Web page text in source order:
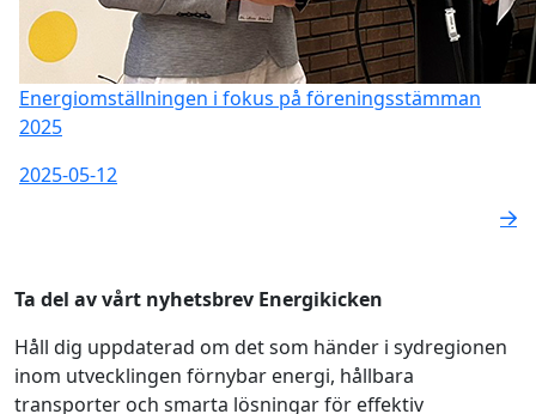
Energiomställningen i fokus på föreningsstämman
2025
2025-05-12
Ta del av vårt nyhetsbrev Energikicken
Håll dig uppdaterad om det som händer i sydregionen
inom utvecklingen förnybar energi, hållbara
transporter och smarta lösningar för effektiv